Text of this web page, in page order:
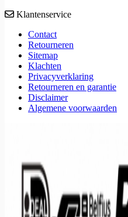
Klantenservice
Contact
Retourneren
Sitemap
Klachten
Privacyverklaring
Retourneren en garantie
Disclaimer
Algemene voorwaarden